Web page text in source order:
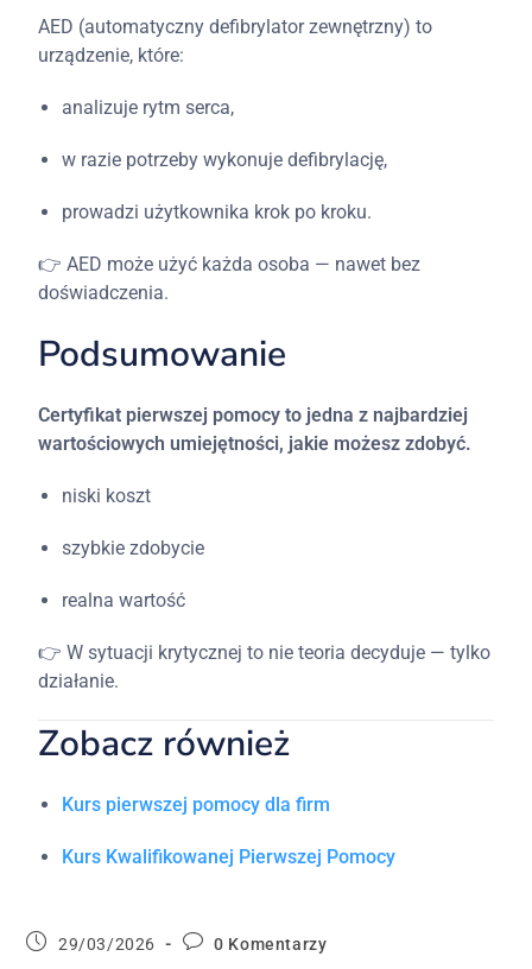
AED (automatycznydefibrylatorzewnętrzny)to
urządzenie, które:
analizuje rytmserca,
w razie potrzebywykonujedefibrylację,
prowadzi użytkownika krok po kroku.
👉AED może użyć każdaosoba — nawet bez
doświadczenia.
Podsumowanie
Certyfikat pierwszej pomocyto jednaz najbardziej
wartościowych umiejętności, jakie możeszzdobyć.
niski koszt
szybkiezdobycie
realnawartość
👉Wsytuacji krytycznejto nieteoriadecyduje —tylko
działanie.
Zobacz również
Kurs pierwszej pomocydlafirm
Kurs Kwalifikowanej Pierwszej Pomocy
29/03/2026 0 Komentarzy